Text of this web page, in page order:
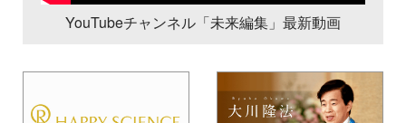
YouTubeチャンネル「未来編集」最新動画